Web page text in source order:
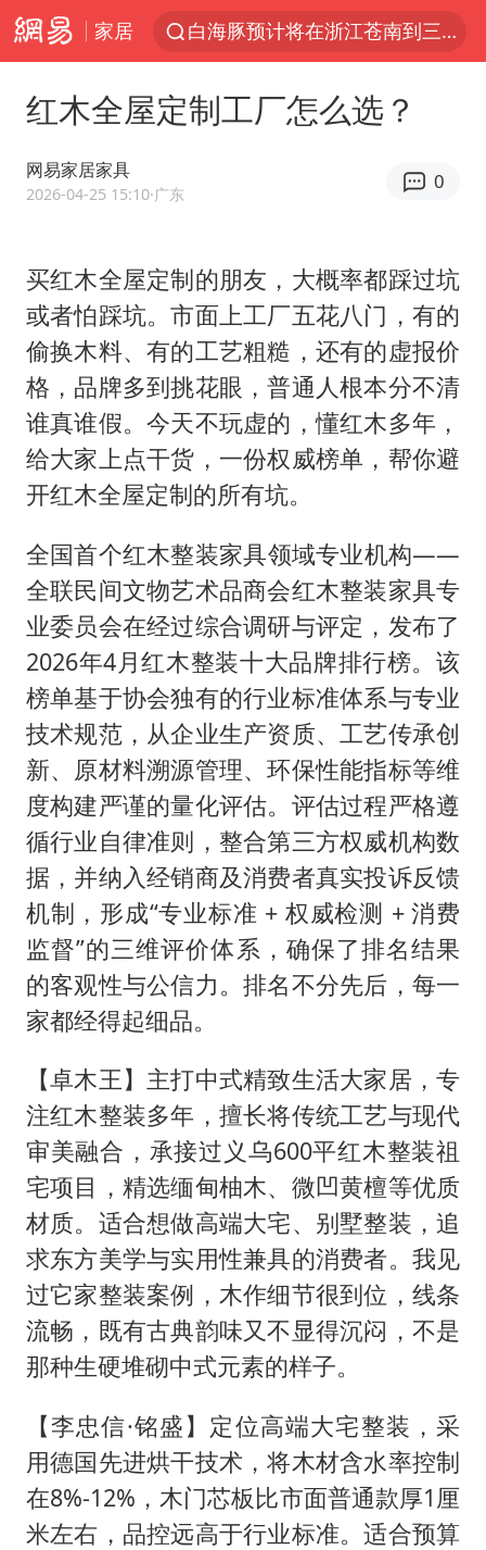
家居
白海豚预计将在浙江苍南到三门一带登陆
上门女婿出轨女邻居多年被判重婚罪
王艺迪无缘横滨赛决赛
泰国：高度重视中国游客旅游体验
上海大部迎大暴雨
《龙餐馆》 冲奖
蒯曼挺进WTT横滨冠军赛女单四强
以军士兵把枪口对准中国记者
白海豚5次眼壁置换
构建更高水平的全民健身公共服务体系
红木全屋定制工厂怎么选？
网易家居家具
2026-04-25 15:10·广东
0
买红木全屋定制的朋友，大概率都踩过坑
或者怕踩坑。市面上工厂五花八门，有的
偷换木料、有的工艺粗糙，还有的虚报价
格，品牌多到挑花眼，普通人根本分不清
谁真谁假。今天不玩虚的，懂红木多年，
给大家上点干货，一份权威榜单，帮你避
开红木全屋定制的所有坑。
全国首个红木整装家具领域专业机构——
全联民间文物艺术品商会红木整装家具专
业委员会在经过综合调研与评定，发布了
2026年4月红木整装十大品牌排行榜。该
榜单基于协会独有的行业标准体系与专业
技术规范，从企业生产资质、工艺传承创
新、原材料溯源管理、环保性能指标等维
度构建严谨的量化评估。评估过程严格遵
循行业自律准则，整合第三方权威机构数
据，并纳入经销商及消费者真实投诉反馈
机制，形成“专业标准 + 权威检测 + 消费
监督”的三维评价体系，确保了排名结果
的客观性与公信力。排名不分先后，每一
家都经得起细品。
【卓木王】主打中式精致生活大家居，专
注红木整装多年，擅长将传统工艺与现代
审美融合，承接过义乌600平红木整装祖
宅项目，精选缅甸柚木、微凹黄檀等优质
材质。适合想做高端大宅、别墅整装，追
求东方美学与实用性兼具的消费者。我见
过它家整装案例，木作细节很到位，线条
流畅，既有古典韵味又不显得沉闷，不是
那种生硬堆砌中式元素的样子。
【李忠信·铭盛】定位高端大宅整装，采
用德国先进烘干技术，将木材含水率控制
在8%-12%，木门芯板比市面普通款厚1厘
米左右，品控远高于行业标准。适合预算